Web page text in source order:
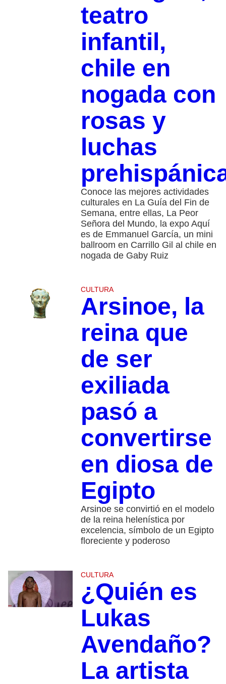
teatro
infantil,
chile en
nogada con
rosas y
luchas
Conoce las mejores actividades
culturales en La Guía del Fin de
Semana, entre ellas, La Peor
Señora del Mundo, la expo Aquí
es de Emmanuel García, un mini
ballroom en Carrillo Gil al chile en
nogada de Gaby Ruiz
CULTURA
Arsinoe, la
reina que
de ser
exiliada
pasó a
convertirse
en diosa de
Egipto
Arsinoe se convirtió en el modelo
de la reina helenística por
excelencia, símbolo de un Egipto
floreciente y poderoso
CULTURA
¿Quién es
Lukas
Avendaño?
La artista